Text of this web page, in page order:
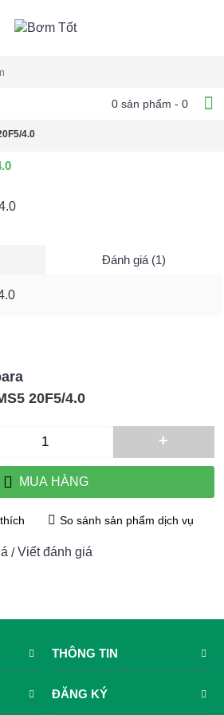
0 sản phẩm - 0
4.0
Đánh giá (1)
20F5/4.0
+
MUA HÀNG
So sánh sản phẩm dịch vụ
/Viết đánh giá
THÔNG TIN
ĐĂNG KÝ